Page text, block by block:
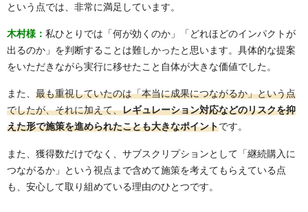
という点では、非常に満足しています。
木村様： 私ひとりでは「何が効くのか」「どれほどのインパクトが
出るのか」を判断することは難しかったと思います。具体的な提案
をいただきながら実行に移せたこと自体が大きな価値でした。
また、 最も重視していたのは「本当に成果につながるか」という点
でしたが、それに加えて、レギュレーション対応などのリスクを抑
えた形で施策を進められたことも大きなポイントです。
また、獲得数だけでなく、サブスクリプションとして「継続購入に
つながるか」という視点まで含めて施策を考えてもらえている点
も、安心して取り組めている理由のひとつです。